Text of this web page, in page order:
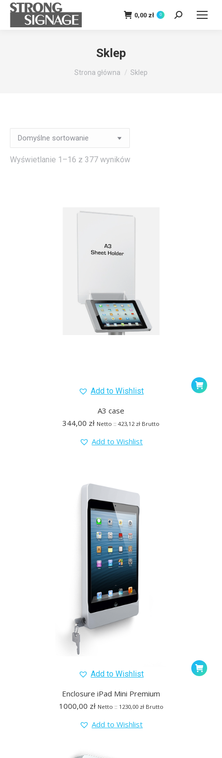
0,00 zł 0 Szukaj:
Sklep
Jesteś tutaj:
Strona główna Sklep
Wyświetlanie 1–16 z 377 wyników
Add to Wishlist
A3 case
344,00 zł Netto :: 423,12 zł Brutto
Add to Wishlist
Add to Wishlist
Enclosure iPad Mini Premium
1000,00 zł Netto :: 1230,00 złBrutto
Add to Wishlist